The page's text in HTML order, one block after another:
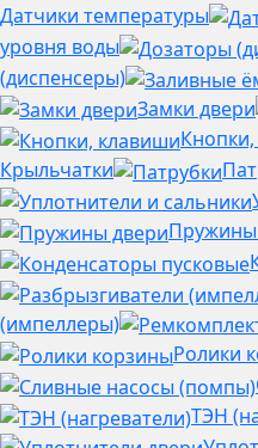
Датчики температуры
уровня воды
(диспенсеры)
Замки двери
Крыльчатки
Пружины
(импеллеры)
Ролики
ТЭН